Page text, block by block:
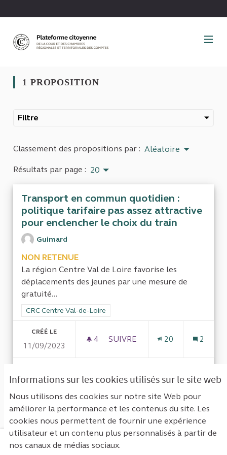
Informations sur les cookies utilisés sur le site web
Nous utilisons des cookies sur notre site Web pour
améliorer la performance et les contenus du site. Les
cookies nous permettent de fournir une expérience
utilisateur et un contenu plus personnalisés à partir de
nos canaux de médias sociaux.
1 PROPOSITION
Filtre
Classement des propositions par : Aléatoire
Résultats par page : 20
Transport en commun quotidien :
politique tarifaire pas assez attractive
pour enclencher le choix du train
Guimard
NON RETENUE
La région Centre Val de Loire favorise les
déplacements des jeunes par une mesure de
gratuité...
Filtrer les résultats de la catégorie : CRC Centre Val-de-Loire
CRC Centre Val-de-Loire
CRÉÉ LE
11/09/2023
4 4 ABONNÉS
SUIVRE
20 2
VOIR LA PROPOSITION
Voir toutes les propositions retirées
Mentions légales